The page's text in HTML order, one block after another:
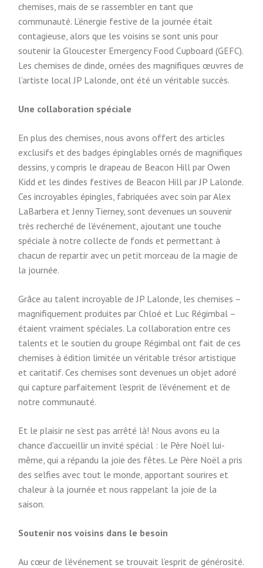
chemises, mais de se rassembler en tant que
communauté. L’énergie festive de la journée était
contagieuse, alors que les voisins se sont unis pour
soutenir la Gloucester Emergency Food Cupboard (GEFC).
Les chemises de dinde, ornées des magnifiques œuvres de
l’artiste local JP Lalonde, ont été un véritable succès.
Une collaboration spéciale
En plus des chemises, nous avons offert des articles
exclusifs et des badges épinglables ornés de magnifiques
dessins, y compris le drapeau de Beacon Hill par Owen
Kidd et les dindes festives de Beacon Hill par JP Lalonde.
Ces incroyables épingles, fabriquées avec soin par Alex
LaBarbera et Jenny Tierney, sont devenues un souvenir
très recherché de l’événement, ajoutant une touche
spéciale à notre collecte de fonds et permettant à
chacun de repartir avec un petit morceau de la magie de
la journée.
Grâce au talent incroyable de JP Lalonde, les chemises –
magnifiquement produites par Chloé et Luc Régimbal –
étaient vraiment spéciales. La collaboration entre ces
talents et le soutien du groupe Régimbal ont fait de ces
chemises à édition limitée un véritable trésor artistique
et caritatif. Ces chemises sont devenues un objet adoré
qui capture parfaitement l’esprit de l’événement et de
notre communauté.
Et le plaisir ne s’est pas arrêté là! Nous avons eu la
chance d’accueillir un invité spécial : le Père Noël lui-
même, qui a répandu la joie des fêtes. Le Père Noël a pris
des selfies avec tout le monde, apportant sourires et
chaleur à la journée et nous rappelant la joie de la
saison.
Soutenir nos voisins dans le besoin
Au cœur de l’événement se trouvait l’esprit de générosité.